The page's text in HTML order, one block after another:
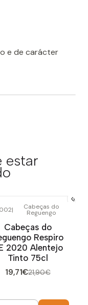
e de carácter
estar
DESCONTO
| Cabeças do
Reguengo
Cabeças do
Respiro
2020 Alentejo
Tinto 75cl
19,71€21,90€